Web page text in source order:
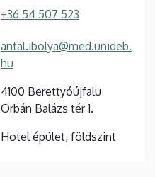
+36 54 507 523
antal.ibolya@med.unideb.
hu
4100 Berettyóújfalu
Orbán Balázs tér 1.
Hotel épület, földszint